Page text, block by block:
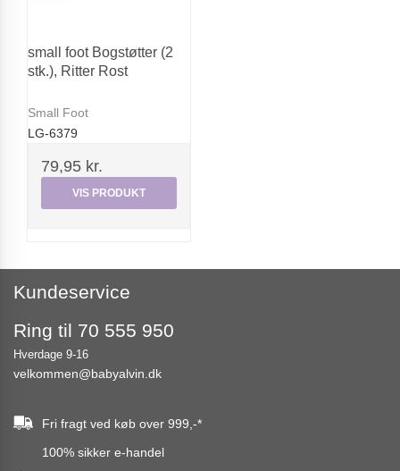
small foot Bogstøtter (2
stk.), Ritter Rost
Small Foot
LG-6379
79,95 kr.
VIS PRODUKT
Kundeservice
Ring til 70 555 950
Hverdage 9-16
velkommen@babyalvin.dk
Fri fragt ved køb over 999,-*
100% sikker e-handel